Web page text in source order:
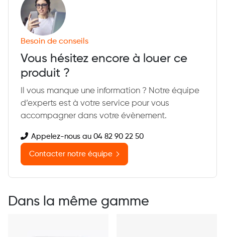
Besoin de conseils
Vous hésitez encore à louer ce
produit ?
Il vous manque une information ? Notre équipe
d’experts est à votre service pour vous
accompagner dans votre évènement.
Appelez-nous au 04 82 90 22 50
Contacter notre équipe
Dans la même gamme